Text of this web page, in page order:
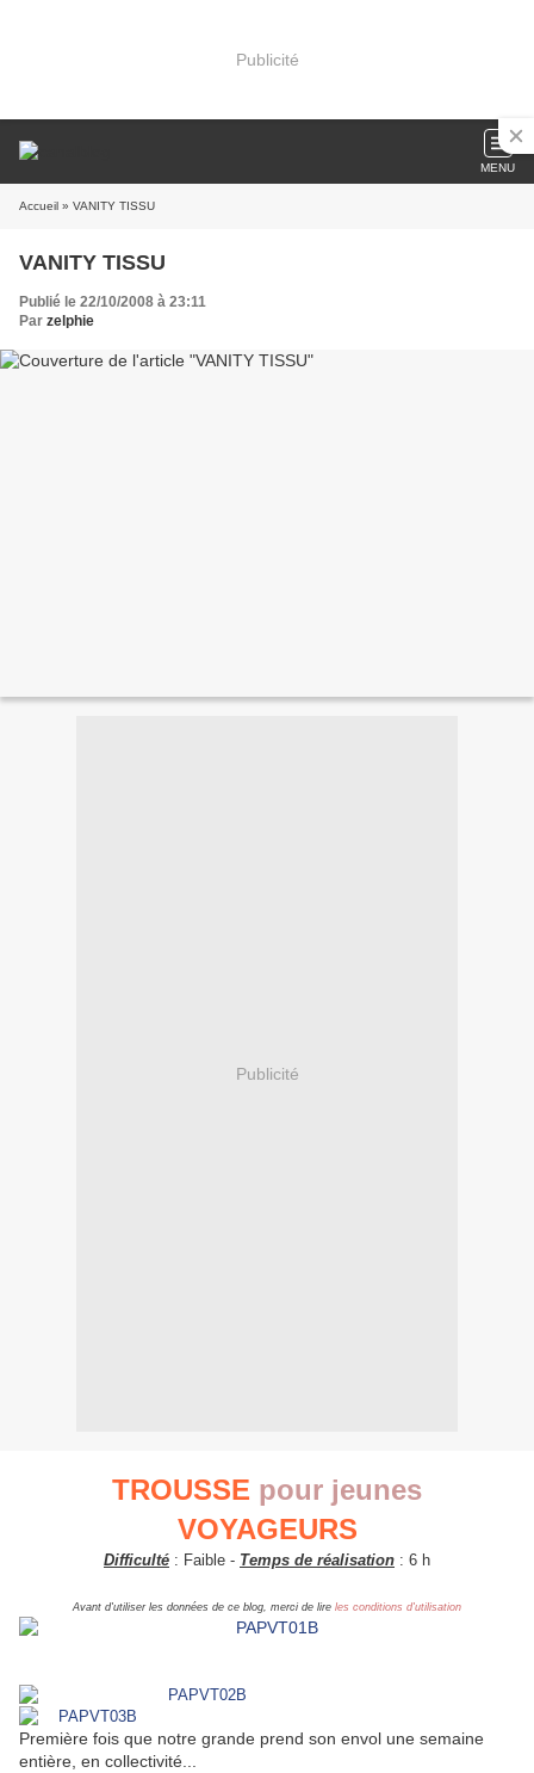
Publicité
MENU
Accueil » VANITY TISSU
VANITY TISSU
Publié le 22/10/2008 à 23:11
Par zelphie
Publicité
TROUSSE pour jeunes
VOYAGEURS
Difficulté : Faible - Temps de réalisation : 6 h
Avant d'utiliser les données de ce blog, merci de lire les conditions d'utilisation
Première fois que notre grande prend son envol une semaine
entière, en collectivité...